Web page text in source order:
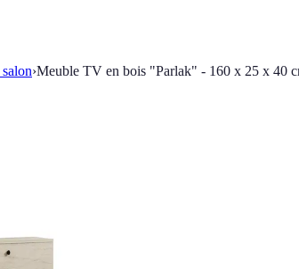
›Meuble TV en bois "Parlak" - 160 x 25 x 40